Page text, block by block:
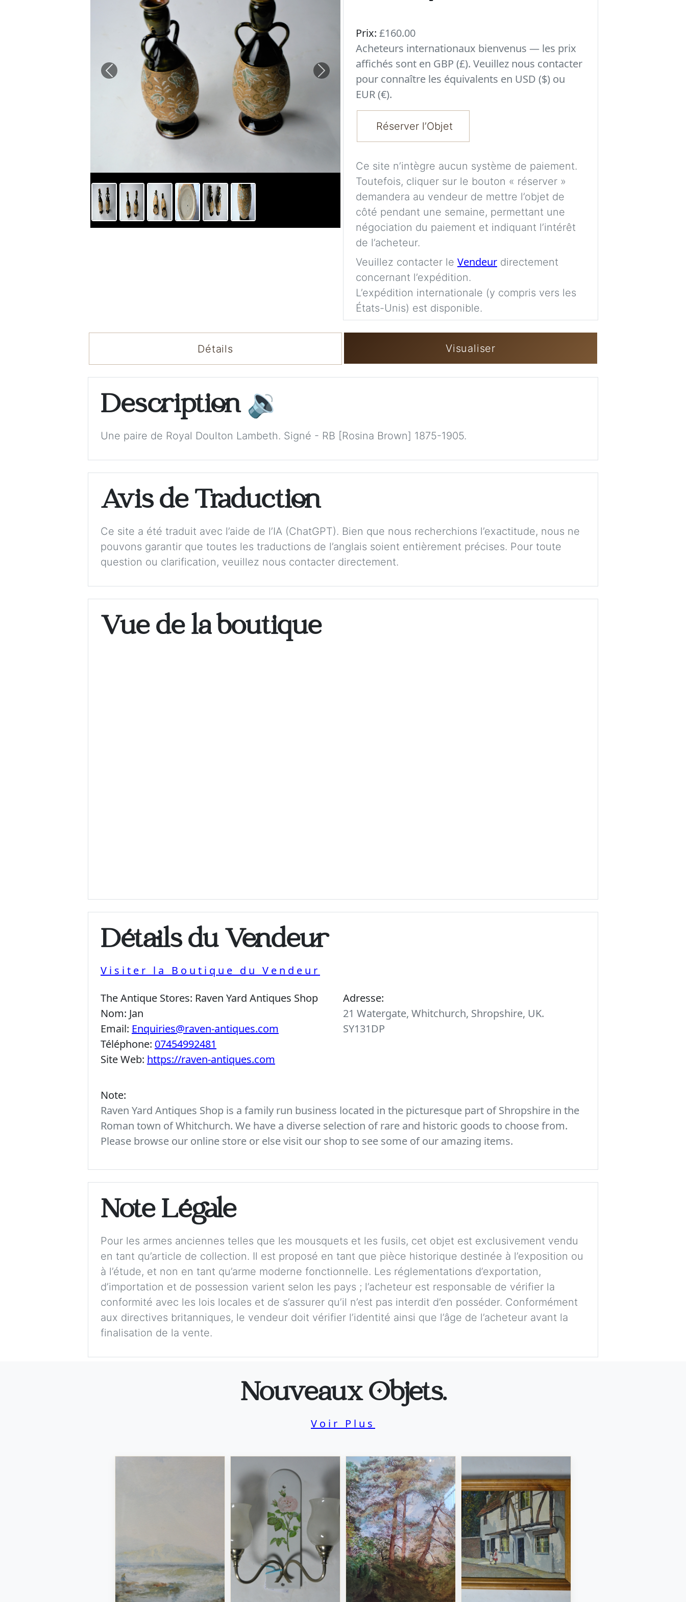
Previous Next
Prix: £160.00
Acheteurs internationaux bienvenus — les prix
affichés sont en GBP (£). Veuillez nous contacter
pour connaître les équivalents en USD ($) ou
EUR (€).
Réserver l’Objet
Ce site n’intègre aucun système de paiement.
Toutefois, cliquer sur le bouton « réserver »
demandera au vendeur de mettre l’objet de
côté pendant une semaine, permettant une
négociation du paiement et indiquant l’intérêt
de l’acheteur.
Veuillez contacter le Vendeur directement
concernant l’expédition.
L’expédition internationale (y compris vers les
États-Unis) est disponible.
Détails Visualiser
Description 🔉
Une paire de Royal Doulton Lambeth. Signé - RB [Rosina Brown] 1875-1905.
Avis de Traduction
Ce site a été traduit avec l’aide de l’IA (ChatGPT). Bien que nous recherchions l’exactitude, nous ne
pouvons garantir que toutes les traductions de l’anglais soient entièrement précises. Pour toute
question ou clarification, veuillez nous contacter directement.
Vue de la boutique
Détails du Vendeur
Visiter la Boutique du Vendeur
The Antique Stores: Raven Yard Antiques Shop
Nom: Jan
Email: Enquiries@raven-antiques.com
Téléphone: 07454992481
Site Web: https://raven-antiques.com
Adresse:
21 Watergate, Whitchurch, Shropshire, UK.
SY131DP
Note:
Raven Yard Antiques Shop is a family run business located in the picturesque part of Shropshire in the
Roman town of Whitchurch. We have a diverse selection of rare and historic goods to choose from.
Please browse our online store or else visit our shop to see some of our amazing items.
Note Légale
Pour les armes anciennes telles que les mousquets et les fusils, cet objet est exclusivement vendu
en tant qu’article de collection. Il est proposé en tant que pièce historique destinée à l’exposition ou
à l’étude, et non en tant qu’arme moderne fonctionnelle. Les réglementations d’exportation,
d’importation et de possession varient selon les pays ; l’acheteur est responsable de vérifier la
conformité avec les lois locales et de s’assurer qu’il n’est pas interdit d’en posséder. Conformément
aux directives britanniques, le vendeur doit vérifier l’identité ainsi que l’âge de l’acheteur avant la
finalisation de la vente.
Nouveaux Objets.
Voir Plus